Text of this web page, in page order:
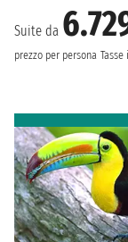
Suite da
prezzo per persona Tasse